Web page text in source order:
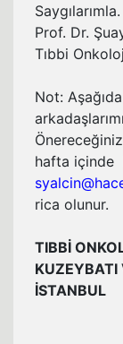
Saygılarımla.
Prof. Dr.
Tıbbi
Not:
hafta içinde
rica olunur.
TIBBİ
KUZEYBATI
İSTANBUL